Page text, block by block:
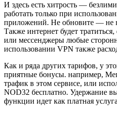
И здесь есть хитрость —
работать только при
приложений. Не обновите — не
Также интернет будет
или мессенджеры любые
использовании VPN также
Как и ряда других тарифов, у
приятные бонусы. например,
трафик в этом сервисе, или
NOD32 бесплатно. Удержание
функции идет как платная